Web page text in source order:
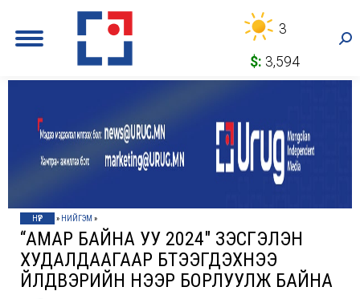
3
$: 3,594
НҮҮР » НИЙГЭМ »
“АМАР БАЙНА УУ 2024″ ҮЗЭСГЭЛЭН
ХУДАЛДААГААР БҮТЭЭГДЭХҮҮНЭЭ
ҮЙЛДВЭРИЙН ҮНЭЭР БОРЛУУЛЖ БАЙНА